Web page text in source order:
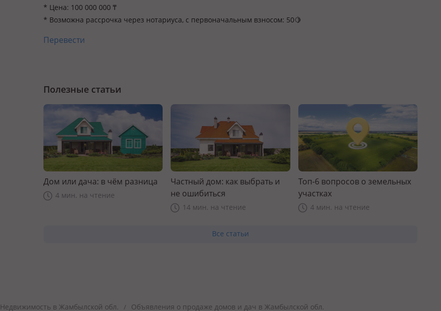
* Цена: 100 000 000 ₸
* Возможна рассрочка через нотариуса, с первоначальным взносом: 50🍋
Перевести
Полезные статьи
Дом или дача: в чём разница
4 мин. на чтение
Частный дом: как выбрать и
не ошибиться
14 мин. на чтение
Топ-6 вопросов о земельных
участках
4 мин. на чтение
Все статьи
Недвижимость в Жамбылской обл. / Объявления о продаже домов и дач в Жамбылской обл.